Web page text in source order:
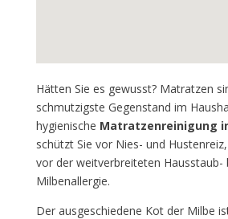
Hätten Sie es gewusst? Matratzen
schmutzigste Gegenstand im
hygienische Matratzenreinigung
schützt Sie vor Nies- und
vor der weitverbreiteten Hausstaub-
Milbenallergie.
Der ausgeschiedene Kot der Milbe